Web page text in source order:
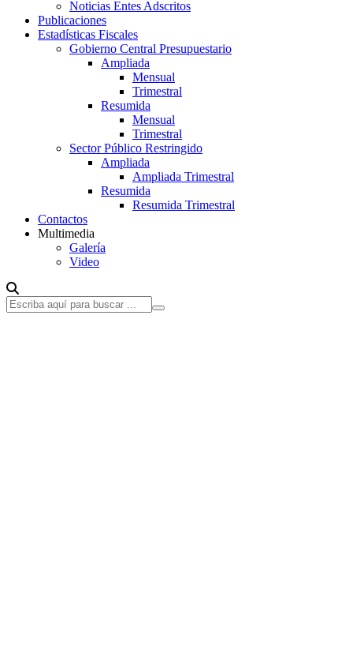
Noticias Entes Adscritos
Publicaciones
Estadísticas Fiscales
Gobierno Central Presupuestario
Ampliada
Mensual
Trimestral
Resumida
Mensual
Trimestral
Sector Público Restringido
Ampliada
Ampliada Trimestral
Resumida
Resumida Trimestral
Contactos
Multimedia
Galería
Video